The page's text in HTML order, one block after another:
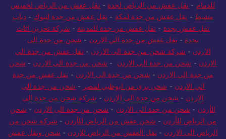
للدمام - نقل عفش من الرياض لجدة - نقل عفش من الرياض لخميس
مشيط - نقل عفش من جدة لمكة - نقل عفش من جدة لتبوك - دباب
نقل عفش بجدة - نقل عفش من جدة للمدينة - شركة تخزين اثاث
بجدة - نقل عفش من جدة الي الاردن - شحن من جدة الى
الاردن - شركة شحن من جدة الى الاردن - نقل عفش من جدة الي
الاردن - شحن من جدة الى الاردن - شحن من جدة الى الاردن - شحن
من جدة الى الاردن - شحن من جدة الى الاردن - نقل عفش من جدة
الي الاردن - شحن بري من ابوظبي لمصر - شحن من جدة الى
الاردن - شحن من جدة الى الاردن - شركة شحن من جدة إلى
الأردن - شحن من جدة الى الاردن - شحن من جدة الى الاردن - شحن
من الرياض للأردن - شحن عفش من الرياض للأردن - شركة شحن من
الرياض الى الاردن - نقل العفش من الرياض للاردن - شحن ونقل عفش